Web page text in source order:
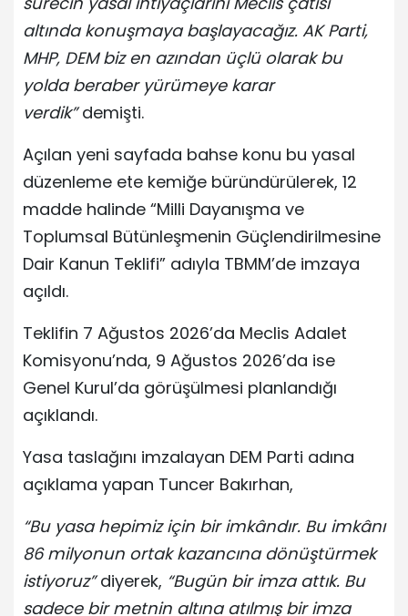
altında konuşmaya başlayacağız. AK Parti,
MHP, DEM biz en azından üçlü olarak bu
yolda beraber yürümeye karar
verdik”demişti.
Açılan yeni sayfada bahse konu bu yasal
düzenleme ete kemiğe büründürülerek, 12
madde halinde “Milli Dayanışma ve
Toplumsal Bütünleşmenin Güçlendirilmesine
Dair Kanun Teklifi” adıyla TBMM’de imzaya
açıldı.
Teklifin 7 Ağustos 2026’da Meclis Adalet
Komisyonu’nda, 9 Ağustos 2026’da ise
Genel Kurul’da görüşülmesi planlandığı
açıklandı.
Yasa taslağını imzalayan DEM Parti adına
açıklama yapan Tuncer Bakırhan,
“Bu yasa hepimiz için bir imkândır. Bu imkânı
86 milyonun ortak kazancına dönüştürmek
istiyoruz”diyerek, “Bugün bir imza attık. Bu
sadece bir metnin altına atılmış bir imza